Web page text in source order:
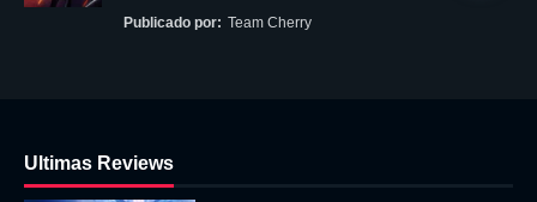
Publicado por: Team Cherry
Ultimas Reviews